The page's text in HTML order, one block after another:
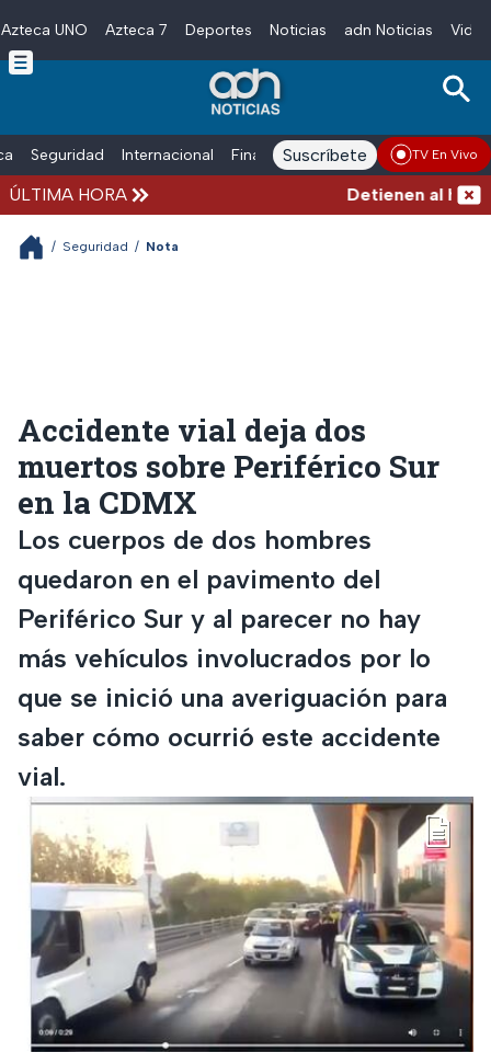
Skip to main content
Azteca UNO Azteca 7 Deportes Noticias adn Noticias
Seguridad Internacional Finanzas adn Noticias Radio
Suscríbete TV En Vivo
ÚLTIMA HORA Detienen al
/ Seguridad / Nota
Accidente vial deja dos
muertos sobre Periférico Sur
en la CDMX
Los cuerpos de dos hombres
quedaron en el pavimento del
Periférico Sur y al parecer no hay
más vehículos involucrados por lo
que se inició una averiguación para
saber cómo ocurrió este accidente
vial.